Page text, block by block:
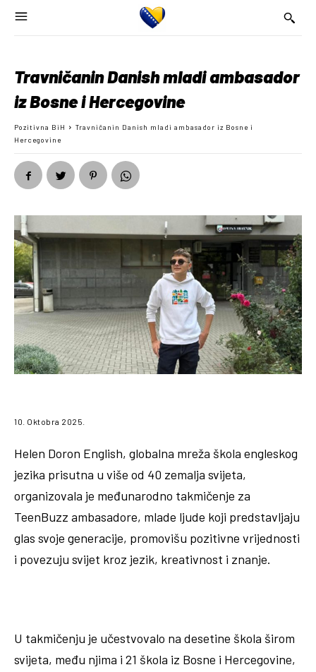
Travničanin Danish mladi ambasador
iz Bosne i Hercegovine
Pozitivna BiH
Travničanin Danish mladi ambasador iz Bosne i
Hercegovine
10. Oktobra 2025.
Helen Doron English, globalna mreža škola engleskog
jezika prisutna u više od 40 zemalja svijeta,
organizovala je međunarodno takmičenje za
TeenBuzz ambasadore, mlade ljude koji predstavljaju
glas svoje generacije, promovišu pozitivne vrijednosti
i povezuju svijet kroz jezik, kreativnost i znanje.
U takmičenju je učestvovalo na desetine škola širom
svijeta, među njima i 21 škola iz Bosne i Hercegovine,